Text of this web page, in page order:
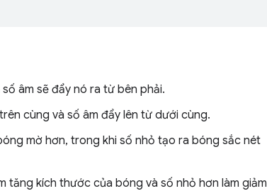
âm sẽ đẩy nó ra từ bên phải.
cùng và số âm đẩy lên từ dưới cùng.
mờ hơn, trong khi số nhỏ tạo ra bóng sắc nét
tăng kích thước của bóng và số nhỏ hơn làm giảm